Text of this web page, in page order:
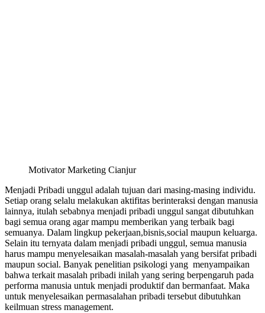
Motivator Marketing Cianjur
Menjadi Pribadi unggul adalah tujuan dari masing-masing individu.
Setiap orang selalu melakukan aktifitas berinteraksi dengan manusia
lainnya, itulah sebabnya menjadi pribadi unggul sangat dibutuhkan
bagi semua orang agar mampu memberikan yang terbaik bagi
semuanya. Dalam lingkup pekerjaan,bisnis,social maupun keluarga.
Selain itu ternyata dalam menjadi pribadi unggul, semua manusia
harus mampu menyelesaikan masalah-masalah yang bersifat pribadi
maupun social. Banyak penelitian psikologi yang menyampaikan
bahwa terkait masalah pribadi inilah yang sering berpengaruh pada
performa manusia untuk menjadi produktif dan bermanfaat. Maka
untuk menyelesaikan permasalahan pribadi tersebut dibutuhkan
keilmuan stress management.